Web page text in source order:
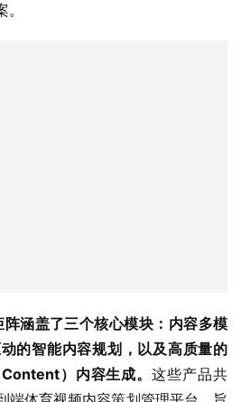
的智能内容规划，以及高质量的
）内容生成。 这些产品共
端体育视频内容策划管理平台，旨
提升其数字足迹。